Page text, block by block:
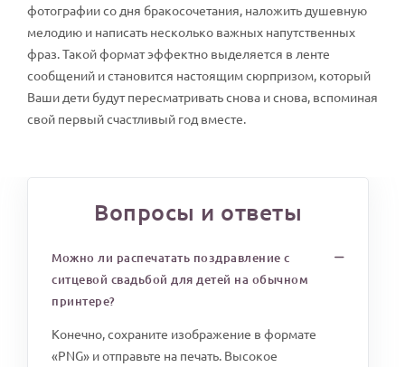
фотографии со дня бракосочетания, наложить душевную
мелодию и написать несколько важных напутственных
фраз. Такой формат эффектно выделяется в ленте
сообщений и становится настоящим сюрпризом, который
Ваши дети будут пересматривать снова и снова, вспоминая
свой первый счастливый год вместе.
Вопросы и ответы
Можно ли распечатать поздравление с
ситцевой свадьбой для детей на обычном
принтере?
Конечно, сохраните изображение в формате
«PNG» и отправьте на печать. Высокое